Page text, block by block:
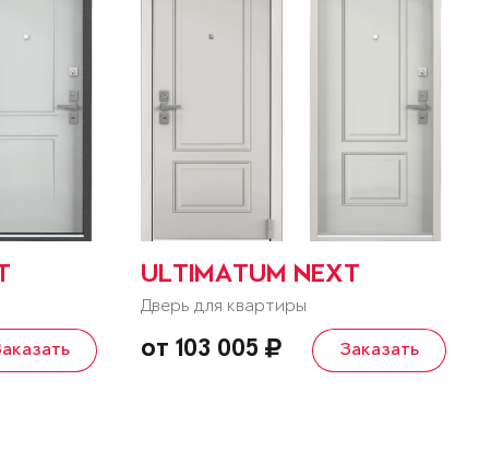
ULTIMATUM NEXT
Дверь для квартиры
от 103 005 Заказать